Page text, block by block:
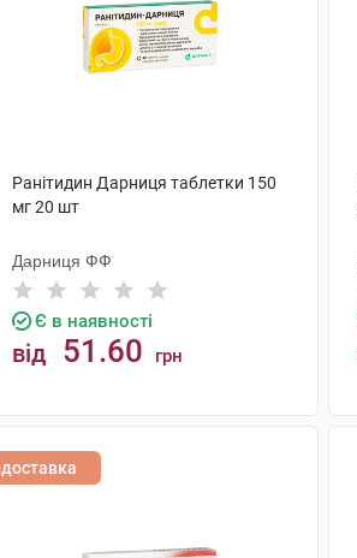
Ранітидин Дарниця таблетки 150
мг 20 шт
Дарниця ФФ
Є в наявності
від 51.60 грн
доставка